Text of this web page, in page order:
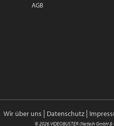
AGB
Wir über uns | Datenschutz |
© 2026 VIDEOBUSTER (Netleih GmbH &